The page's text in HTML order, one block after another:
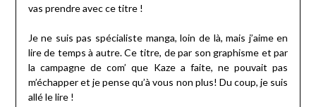
vas prendre avec ce titre !
Je ne suis pas spécialiste manga, loin de là, mais j’aime en
lire de temps à autre. Ce titre, de par son graphisme et par
la campagne de com’ que Kaze a faite, ne pouvait pas
m’échapper et je pense qu’à vous non plus! Du coup, je suis
allé le lire !